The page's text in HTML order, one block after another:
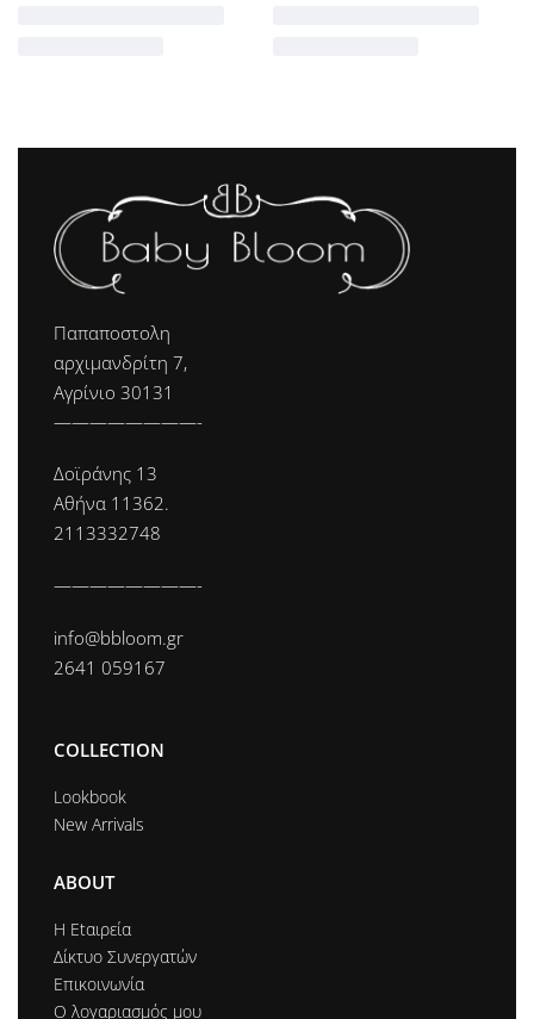
Παπαποστολη
αρχιμανδρίτη 7,
Αγρίνιο 30131
————————-
Δοϊράνης 13
Αθήνα 11362.
2113332748
————————-
info@bbloom.gr
2641 059167
COLLECTION
Lookbook
New Arrivals
ABOUT
Η Εtαιρεία
Δίκτυο Συνεργατών
Επικοινωνία
Ο λογαριασμός μου